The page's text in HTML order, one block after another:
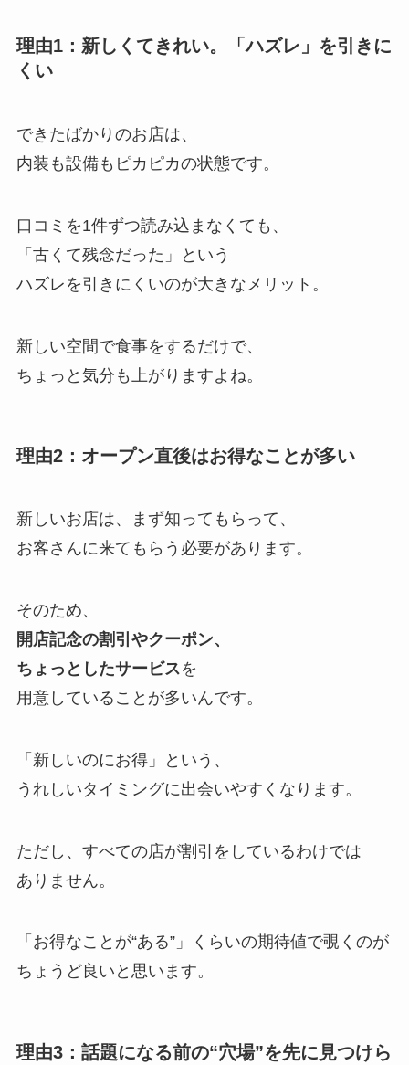
理由1：新しくてきれい。「ハズレ」を引きに
くい
できたばかりのお店は、
内装も設備もピカピカの状態です。
口コミを1件ずつ読み込まなくても、
「古くて残念だった」という
ハズレを引きにくいのが大きなメリット。
新しい空間で食事をするだけで、
ちょっと気分も上がりますよね。
理由2：オープン直後はお得なことが多い
新しいお店は、まず知ってもらって、
お客さんに来てもらう必要があります。
そのため、
開店記念の割引やクーポン、
ちょっとしたサービスを
用意していることが多いんです。
「新しいのにお得」という、
うれしいタイミングに出会いやすくなります。
ただし、すべての店が割引をしているわけでは
ありません。
「お得なことが“ある”」くらいの期待値で覗くのが
ちょうど良いと思います。
理由3：話題になる前の“穴場”を先に見つけら